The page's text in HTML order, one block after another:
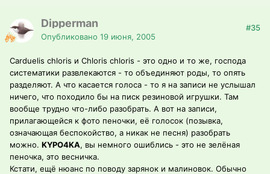
Dipperman
Опубликовано 19 июня, 2005
#35
Carduelis chloris и Chloris chloris - это одно и то же, господа
систематики развлекаются - то объединяют роды, то опять
разделяют. А что касается голоса - то я на записи не услышал
ничего, что походило бы на писк резиновой игрушки. Там
вообще трудно что-либо разобрать. А вот на записи,
прилагающейся к фото пеночки, её голосок (позывка,
означающая беспокойство, а никак не песня) разобрать
можно. KYPO4KA, вы немного ошиблись - это не зелёная
пеночка, это весничка.
Кстати, ещё нюанс по поводу зарянок и малиновок. Обычно